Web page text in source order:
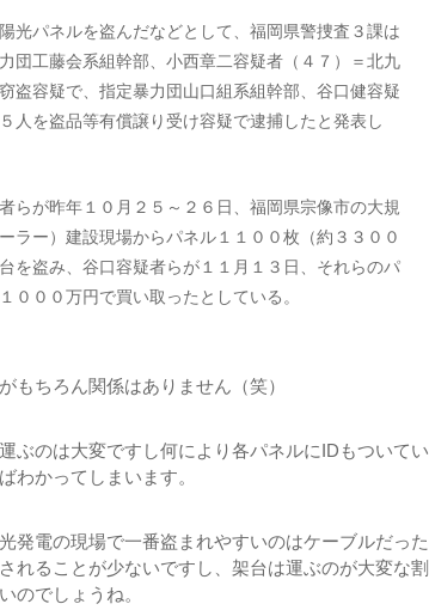
光パネルを盗んだなどとして、福岡県警捜査３課は
団工藤会系組幹部、小西章二容疑者（４７）＝北九
盗容疑で、指定暴力団山口組系組幹部、谷口健容疑
人を盗品等有償譲り受け容疑で逮捕したと発表し
らが昨年１０月２５～２６日、福岡県宗像市の大規
ラー）建設現場からパネル１１００枚（約３３００
を盗み、谷口容疑者らが１１月１３日、それらのパ
０００万円で買い取ったとしている。
もちろん関係はありません（笑）
ぶのは大変ですし何により各パネルにIDもついてい
わかってしまいます。
発電の現場で一番盗まれやすいのはケーブルだった
れることが少ないですし、架台は運ぶのが大変な割
のでしょうね。